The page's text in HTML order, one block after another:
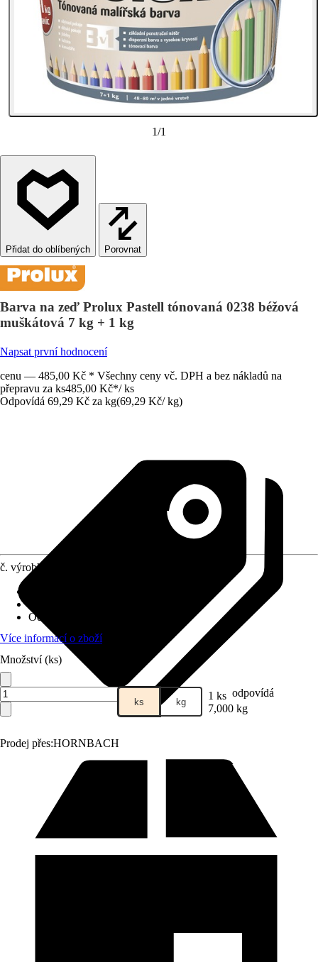
1/1
Porovnat
Barva na zeď Prolux Pastell tónovaná 0238 béžová
muškátová 7 kg + 1 kg
Napsat první hodnocení
cenu — 485,00 Kč * Všechny ceny vč. DPH a bez nákladů na
přepravu za ks485,00 Kč*/ ks
Odpovídá 69,29 Kč za kg(69,29 Kč/ kg)
Prodej přes:HORNBACH
č. výrobku
Odolnost proti otěru za mokra
Více informací o zboží
Množství (ks)
ks kg 1 ks odpovídá
7,000 kg